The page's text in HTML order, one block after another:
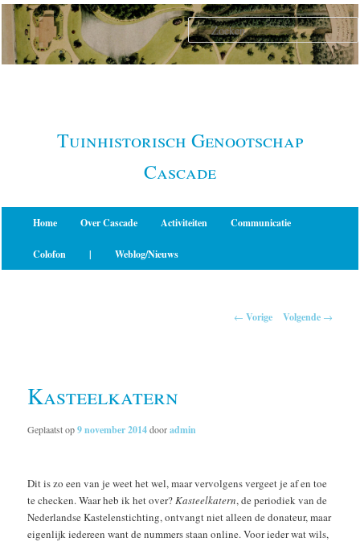
Spring
naar
primaire
Tuinhistorisch Genootschap
Cascade
Home Over Cascade Activiteiten Communicatie
Colofon | Weblog/Nieuws
← Vorige Volgende →
Kasteelkatern
Geplaatst op9 november 2014dooradmin
Dit is zo een van je weet het wel, maar vervolgens vergeet je af en toe
te checken. Waar heb ik het over?Kasteelkatern, de periodiek van de
Nederlandse Kastelenstichting, ontvangt niet alleen de donateur, maar
eigenlijk iedereen want de nummers staan online. Voor ieder wat wils,